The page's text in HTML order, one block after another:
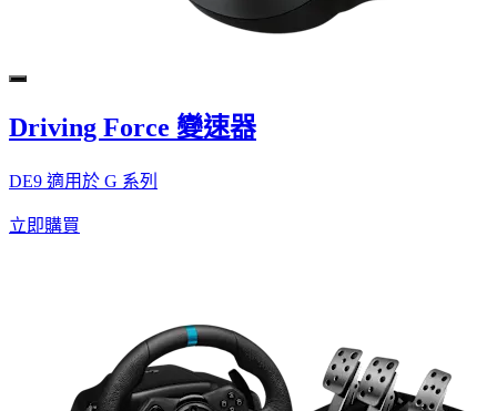
Driving Force 變速器
DE9 適用於 G 系列
立即購買